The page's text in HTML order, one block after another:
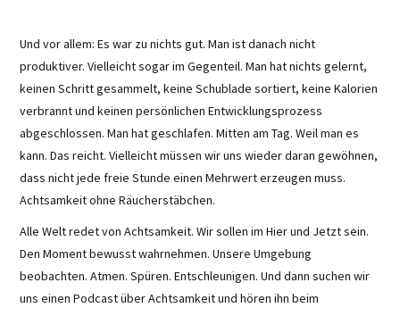
Und vor allem: Es war zu nichts gut. Man ist danach nicht
produktiver. Vielleicht sogar im Gegenteil. Man hat nichts gelernt,
keinen Schritt gesammelt, keine Schublade sortiert, keine Kalorien
verbrannt und keinen persönlichen Entwicklungsprozess
abgeschlossen. Man hat geschlafen. Mitten am Tag. Weil man es
kann. Das reicht. Vielleicht müssen wir uns wieder daran gewöhnen,
dass nicht jede freie Stunde einen Mehrwert erzeugen muss.
Achtsamkeit ohne Räucherstäbchen.
Alle Welt redet von Achtsamkeit. Wir sollen im Hier und Jetzt sein.
Den Moment bewusst wahrnehmen. Unsere Umgebung
beobachten. Atmen. Spüren. Entschleunigen. Und dann suchen wir
uns einen Podcast über Achtsamkeit und hören ihn beim